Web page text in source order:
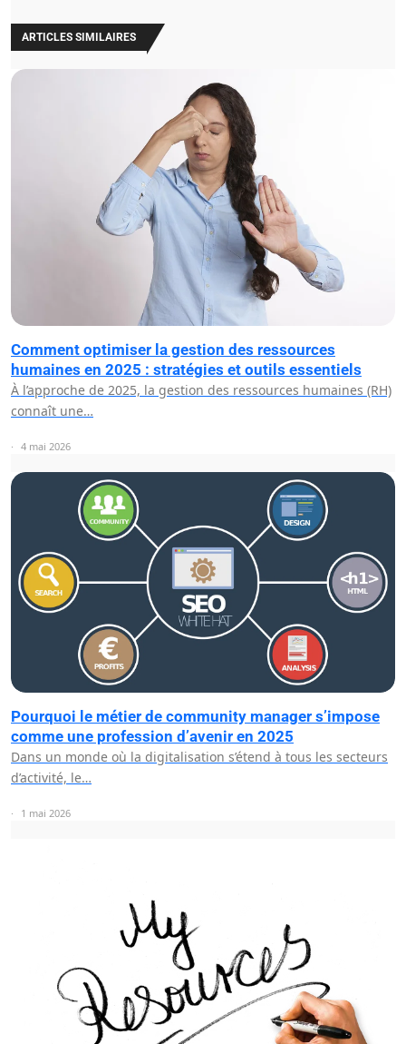
ARTICLES SIMILAIRES
Comment optimiser la gestion des ressources
humaines en 2025 : stratégies et outils essentiels
À l’approche de 2025, la gestion des ressources humaines (RH)
connaît une…
4 mai 2026
Pourquoi le métier de community manager s’impose
comme une profession d’avenir en 2025
Dans un monde où la digitalisation s’étend à tous les secteurs
d’activité, le…
1 mai 2026